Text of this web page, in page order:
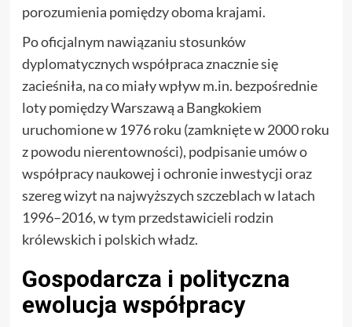
porozumienia pomiędzy oboma krajami.
Po oficjalnym nawiązaniu stosunków
dyplomatycznych współpraca znacznie się
zacieśniła, na co miały wpływ m.in. bezpośrednie
loty pomiędzy Warszawą a Bangkokiem
uruchomione w 1976 roku (zamknięte w 2000 roku
z powodu nierentowności), podpisanie umów o
współpracy naukowej i ochronie inwestycji oraz
szereg wizyt na najwyższych szczeblach w latach
1996–2016, w tym przedstawicieli rodzin
królewskich i polskich władz.
Gospodarcza i polityczna
ewolucja współpracy